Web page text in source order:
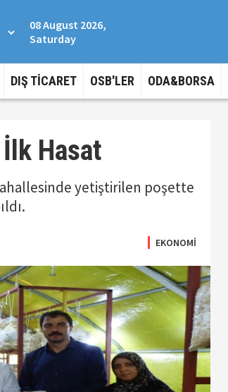
08 August 2026,
Saturday
DIŞ TİCARET OSB'LER ODA&BORSA
Hasat
yetiştirilen poşette
EKONOMİ